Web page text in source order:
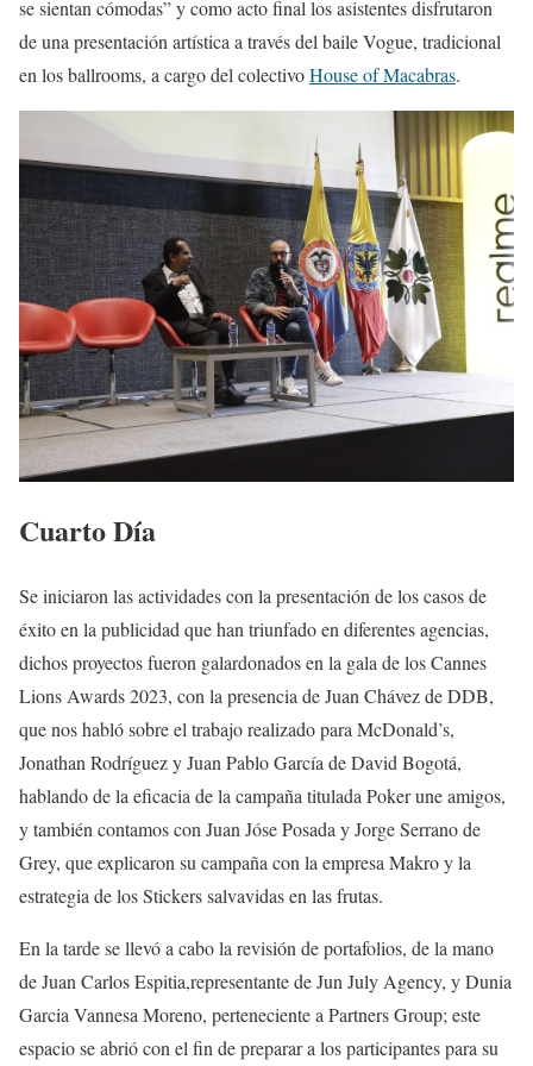
se sientan cómodas” y como acto final los asistentes disfrutaron
de una presentación artística a través del baile Vogue, tradicional
en los ballrooms, a cargo del colectivoHouse of Macabras.
Cuarto Día
Se iniciaron las actividades con la presentación de los casos de
éxito en la publicidad que han triunfado en diferentes agencias,
dichos proyectos fueron galardonados en la gala de los Cannes
Lions Awards 2023, con la presencia de Juan Chávez de DDB,
que nos habló sobre el trabajo realizado para McDonald’s,
Jonathan Rodríguez y Juan Pablo García de David Bogotá,
hablando de la eficacia de la campaña titulada Poker une amigos,
y también contamos con Juan Jóse Posada y Jorge Serrano de
Grey, que explicaron su campaña con la empresa Makro y la
estrategia de los Stickers salvavidas en las frutas.
En la tarde se llevó a cabo la revisión de portafolios, de la mano
de Juan Carlos Espitia,representante de Jun July Agency, y Dunia
Garcia Vannesa Moreno, perteneciente a Partners Group; este
espacio se abrió con el fin de preparar a los participantes para su